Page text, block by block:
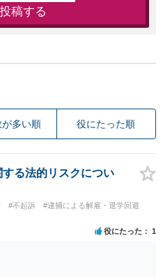
稿する
が多い順 役にたった順
る法的リスクについ
#不起訴
#逮捕による解雇・退学回避
役にたった 1